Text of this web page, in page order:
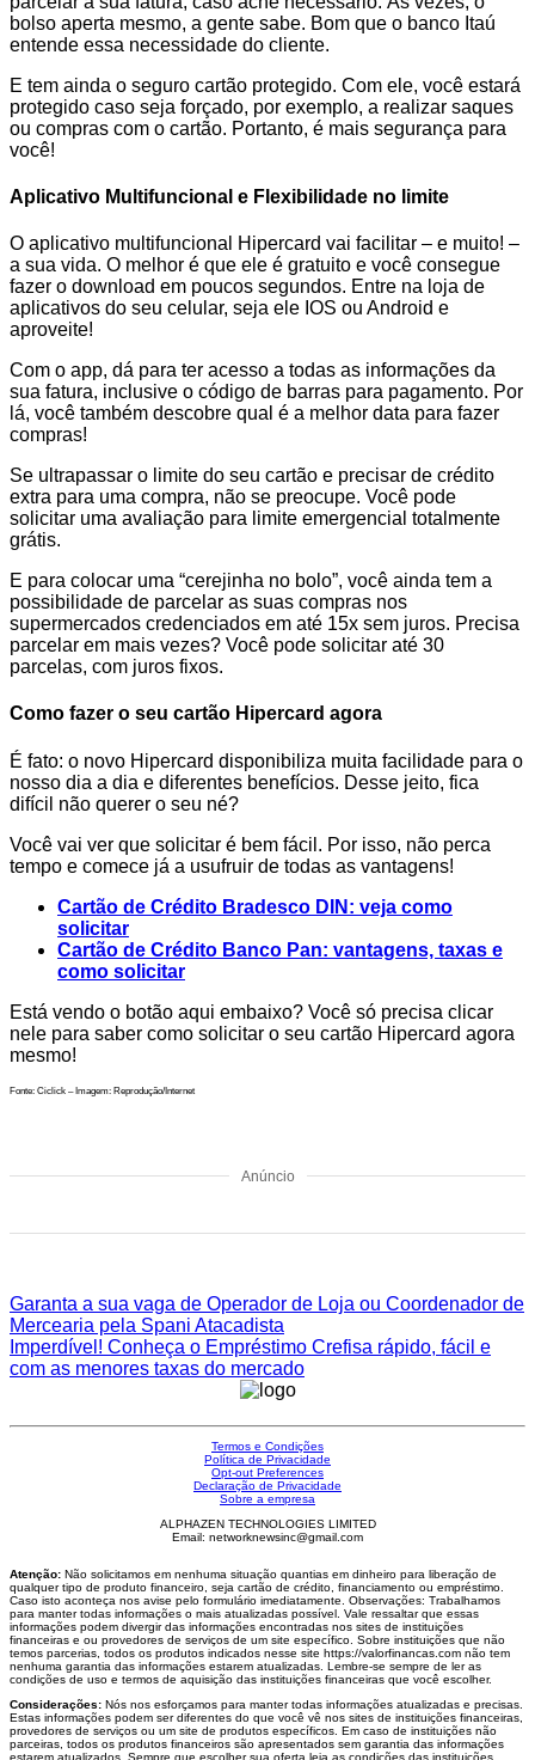
bolso aperta mesmo, a gente sabe. Bom que o banco Itaú
entende essa necessidade do cliente.
E tem ainda o seguro cartão protegido. Com ele, você estará
protegido caso seja forçado, por exemplo, a realizar saques
ou compras com o cartão. Portanto, é mais segurança para
você!
Aplicativo Multifuncional e Flexibilidade no limite
O aplicativo multifuncional Hipercard vai facilitar – e muito! –
a sua vida. O melhor é que ele é gratuito e você consegue
fazer o download em poucos segundos. Entre na loja de
aplicativos do seu celular, seja ele IOS ou Android e
aproveite!
Com o app, dá para ter acesso a todas as informações da
sua fatura, inclusive o código de barras para pagamento. Por
lá, você também descobre qual é a melhor data para fazer
compras!
Se ultrapassar o limite do seu cartão e precisar de crédito
extra para uma compra, não se preocupe. Você pode
solicitar uma avaliação para limite emergencial totalmente
grátis.
E para colocar uma “cerejinha no bolo”, você ainda tem a
possibilidade de parcelar as suas compras nos
supermercados credenciados em até 15x sem juros. Precisa
parcelar em mais vezes? Você pode solicitar até 30
parcelas, com juros fixos.
Como fazer o seu cartão Hipercard agora
É fato: o novo Hipercard disponibiliza muita facilidade para o
nosso dia a dia e diferentes benefícios. Desse jeito, fica
difícil não querer o seu né?
Você vai ver que solicitar é bem fácil. Por isso, não perca
tempo e comece já a usufruir de todas as vantagens!
Cartão de Crédito Bradesco DIN: veja como
solicitar
Cartão de Crédito Banco Pan: vantagens, taxas e
como solicitar
Está vendo o botão aqui embaixo? Você só precisa clicar
nele para saber como solicitar o seu cartão Hipercard agora
mesmo!
Fonte: Ciclick – Imagem: Reprodução/Internet
Anúncio
Garanta a sua vaga de Operador de Loja ou Coordenador de
Mercearia pela Spani Atacadista
Imperdível! Conheça o Empréstimo Crefisa rápido, fácil e
com as menores taxas do mercado
Termos e Condições
Política de Privacidade
Opt-out Preferences
Declaração de Privacidade
Sobre a empresa
ALPHAZEN TECHNOLOGIES LIMITED
Email: networknewsinc@gmail.com
Atenção: Não solicitamos em nenhuma situação quantias em dinheiro para liberação de
qualquer tipo de produto financeiro, seja cartão de crédito, financiamento ou empréstimo.
Caso isto aconteça nos avise pelo formulário imediatamente. Observações: Trabalhamos
para manter todas informações o mais atualizadas possível. Vale ressaltar que essas
informações podem divergir das informações encontradas nos sites de instituições
financeiras e ou provedores de serviços de um site específico. Sobre instituições que não
temos parcerias, todos os produtos indicados nesse site https://valorfinancas.com não tem
nenhuma garantia das informações estarem atualizadas. Lembre-se sempre de ler as
condições de uso e termos de aquisição das instituições financeiras que você escolher.
Considerações: Nós nos esforçamos para manter todas informações atualizadas e precisas.
Estas informações podem ser diferentes do que você vê nos sites de instituições financeiras,
provedores de serviços ou um site de produtos específicos. Em caso de instituições não
parceiras, todos os produtos financeiros são apresentados sem garantia das informações
estarem atualizados. Sempre que escolher sua oferta leia as condições das instituições